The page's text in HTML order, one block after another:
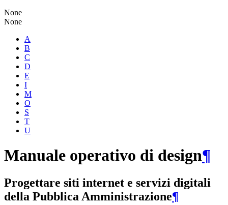
None
None
A
B
C
D
E
I
M
O
S
T
U
Manuale operativo di design¶
Progettare siti internet e servizi digitali
della Pubblica Amministrazione¶